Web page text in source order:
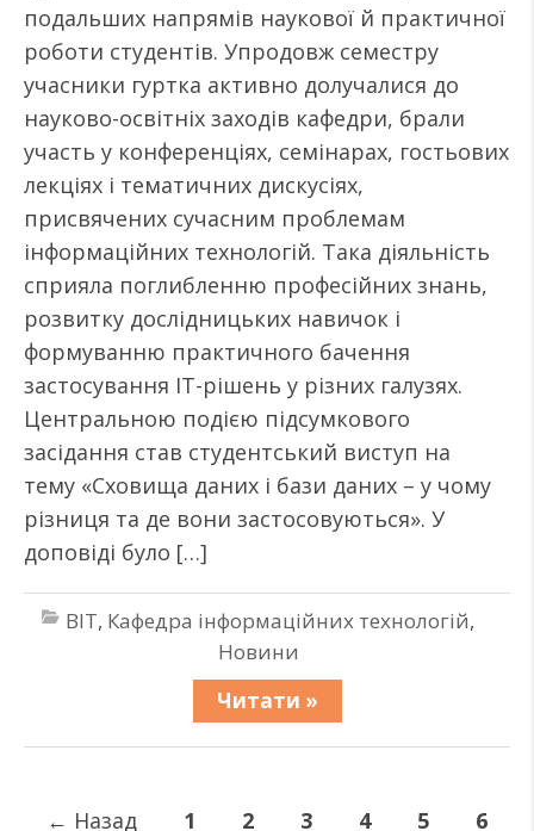
подальших напрямів наукової й практичної
роботи студентів. Упродовж семестру
учасники гуртка активно долучалися до
науково-освітніх заходів кафедри, брали
участь у конференціях, семінарах, гостьових
лекціях і тематичних дискусіях,
присвячених сучасним проблемам
інформаційних технологій. Така діяльність
сприяла поглибленню професійних знань,
розвитку дослідницьких навичок і
формуванню практичного бачення
застосування ІТ-рішень у різних галузях.
Центральною подією підсумкового
засідання став студентський виступ на
тему «Сховища даних і бази даних – у чому
різниця та де вони застосовуються». У
доповіді було […]
BIT, Кафедра інформаційних технологій,
Новини
Читати »
← Назад 1 2 3 4 5
6